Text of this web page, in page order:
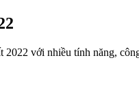
với nhiều tính năng,